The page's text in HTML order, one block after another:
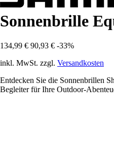
Sonnenbrille
134,99 € 90,93 € -33%
inkl. MwSt. zzgl. Versandkosten
Entdecken Sie die Sonnenbrillen
Begleiter für Ihre Outdoor-